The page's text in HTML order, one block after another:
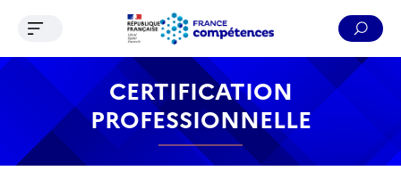
Contenu Recherche Menu Pied de page
Ouvrir le menu de navigation
CERTIFICATION
PROFESSIONNELLE